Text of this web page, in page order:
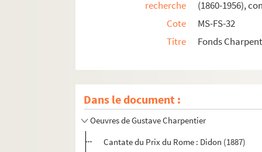
recherche
(1860-1956),
Cote
MS-FS-32
Titre
Fonds
Dans le document :
Oeuvres de Gustave Charpentier
Cantate du Prix du Rome : Didon (1887)